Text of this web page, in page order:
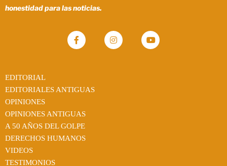
honestidad para las noticias.
EDITORIAL
EDITORIALES ANTIGUAS
OPINIONES
OPINIONES ANTIGUAS
A 50 AÑOS DEL GOLPE
DERECHOS HUMANOS
VIDEOS
TESTIMONIOS